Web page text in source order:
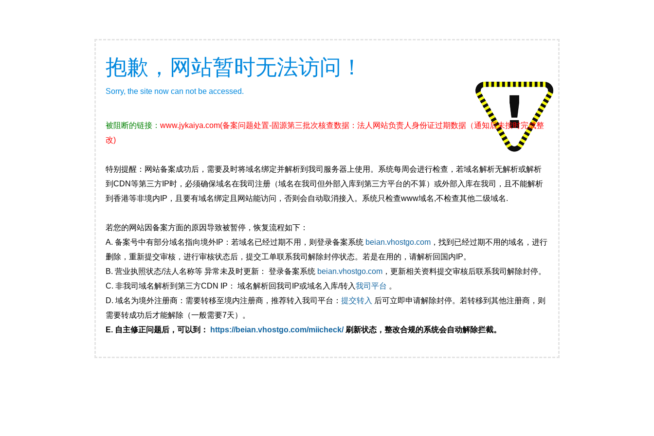
抱歉，网站暂时无法访问！
Sorry, the site now can not be accessed.
被阻断的链接： www.jykaiya.com(备案问题处置-固源第三批次核查数据：法人网站负责人身份证过期数据（通知后未按时完成整
改)
特别提醒：网站备案成功后，需要及时将域名绑定并解析到我司服务器上使用。系统每周会进行检查，若域名解析无解析或解析
到CDN等第三方IP时，必须确保域名在我司注册（域名在我司但外部入库到第三方平台的不算）或外部入库在我司，且不能解析
到香港等非境内IP，且要有域名绑定且网站能访问，否则会自动取消接入。系统只检查www域名,不检查其他二级域名.
若您的网站因备案方面的原因导致被暂停，恢复流程如下：
A. 备案号中有部分域名指向境外IP：若域名已经过期不用，则登录备案系统 beian.vhostgo.com ，找到已经过期不用的域名，进行
删除，重新提交审核，进行审核状态后，提交工单联系我司解除封停状态。若是在用的，请解析回国内IP。
B. 营业执照状态/法人名称等 异常未及时更新： 登录备案系统 beian.vhostgo.com ，更新相关资料提交审核后联系我司解除封停。
C. 非我司域名解析到第三方CDN IP： 域名解析回我司IP或域名入库/转入我司平台 。
D. 域名为境外注册商：需要转移至境内注册商，推荐转入我司平台： 提交转入 后可立即申请解除封停。若转移到其他注册商，则
需要转成功后才能解除（一般需要7天）。
E. 自主修正问题后，可以到：
https://beian.vhostgo.com/miicheck/刷新状态，整改合规的系统会自动解除拦截。